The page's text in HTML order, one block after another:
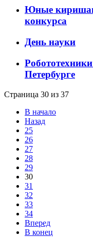
Юные
конкурса
День науки
Петербурге
Страница 30 из 37
В начало
Назад
25
26
27
28
29
30
31
32
33
34
Вперед
В конец